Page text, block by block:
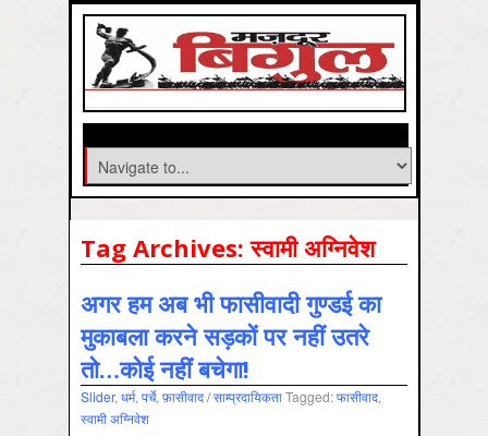
Tag Archives:स्वामी अग्निवेश
अगर हम अब भी फासीवादी गुण्‍डई का
मुकाबला करने सड़कों पर नहीं उतरे
तो…कोई नहीं बचेगा!
Slider, धर्म, पर्चे, फ़ासीवाद / साम्‍प्रदायिकताTagged:फासीवाद,
स्वामी अग्निवेश